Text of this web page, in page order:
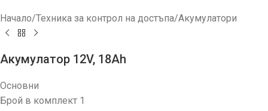
Начало/Техника за контрол на достъпа/Акумулатори
Акумулатор 12V, 18Ah
Основни
Брой в комплект 1